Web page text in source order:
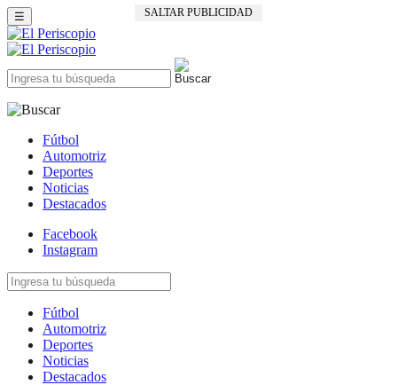
SALTAR PUBLICIDAD
☰
Fútbol
Automotriz
Deportes
Noticias
Destacados
Facebook
Instagram
Fútbol
Automotriz
Deportes
Noticias
Destacados